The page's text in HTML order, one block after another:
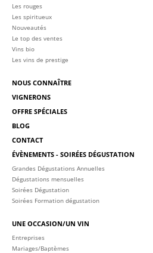
Les rouges
Les spiritueux
Nouveautés
Le top des ventes
Vins bio
Les vins de prestige
NOUS CONNAÎTRE
VIGNERONS
OFFRE SPÉCIALES
BLOG
CONTACT
ÉVÈNEMENTS - SOIRÉES DÉGUSTATION
Grandes Dégustations Annuelles
Dégustations mensuelles
Soirées Dégustation
Soirées Formation dégustation
UNE OCCASION/UN VIN
Entreprises
Mariages/Baptèmes